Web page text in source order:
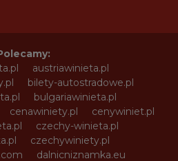
austriawinieta.pl
bilety-autostradowe.pl
bulgariawinieta.pl
cenawiniety.pl
cenywiniet.pl
czechy-winieta.pl
czechywiniety.pl
dalnicniznamka.eu